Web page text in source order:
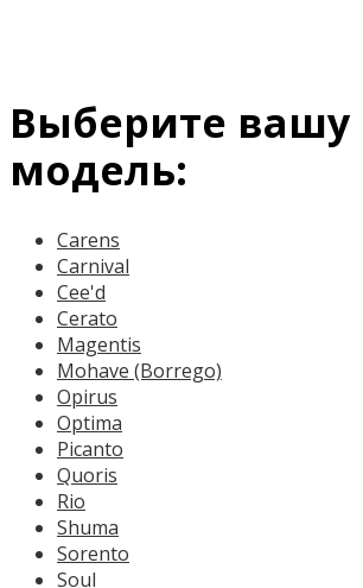
Выберите вашу
модель:
Carens
Carnival
Cee'd
Cerato
Magentis
Mohave (Borrego)
Opirus
Optima
Picanto
Quoris
Rio
Shuma
Sorento
Soul